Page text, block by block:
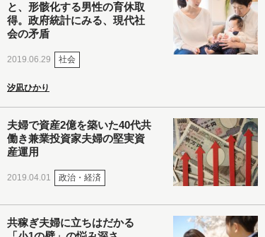
と、形骸化する男性の育休取
得。政府統計にみる、現代社
会の矛盾
2019.06.29 社会
汐凪ひかり
夫婦で資産2億を築いた40代共
働き兼業投資家夫婦の堅実資
産運用
2019.04.01 政治・経済
共稼ぎ夫婦に立ちはだかる